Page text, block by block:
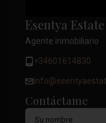
Esentya Estate
Agente inmobiliario
+34601614830
Contáctame